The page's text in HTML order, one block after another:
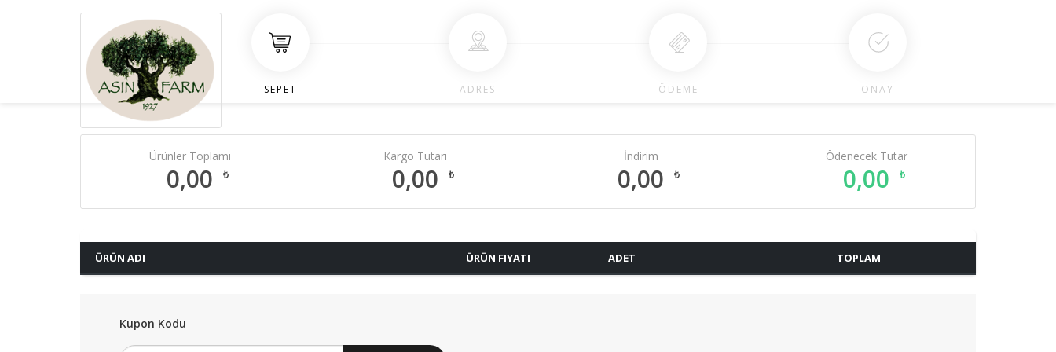
SEPET ADRES ÖDEME ONAY
Ürünler Toplamı
0,00 ₺
Kargo Tutarı
0,00 ₺
İndirim
0,00 ₺
Ödenecek Tutar
0,00 ₺
ÜRÜN ADI ÜRÜN FIYATI ADET TOPLAM
Kupon Kodu